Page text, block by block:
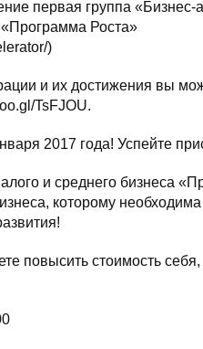
первая группа «Бизнес-
«Программа Роста»
)
и их достижения вы
TsFJOU.
2017 года! Успейте
и среднего бизнеса
которому
повысить стоимость